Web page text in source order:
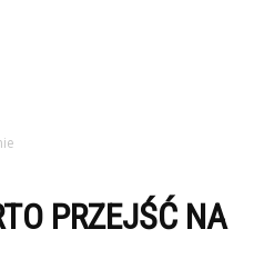
PRZEJŚĆ NA